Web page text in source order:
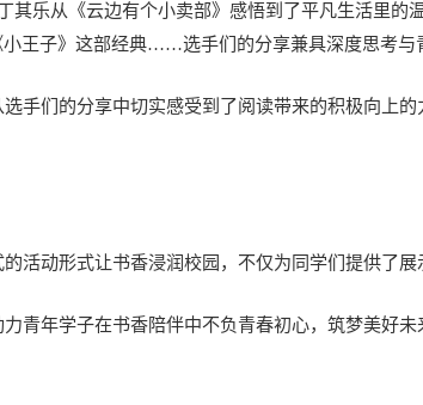
乐从《云边有个小卖部》感悟到了平凡生活里的
王子》这部经典……选手们的分享兼具深度思考与
手们的分享中切实感受到了阅读带来的积极向上
活动形式让书香浸润校园，不仅为同学们提供了展
青年学子在书香陪伴中不负青春初心，筑梦美好未